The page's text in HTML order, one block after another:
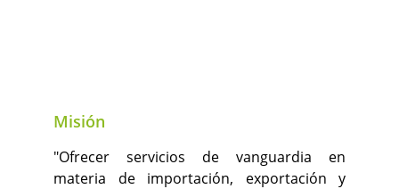
"Ofrecer servicios de vanguardia en
materia de importación, exportación y
Misión